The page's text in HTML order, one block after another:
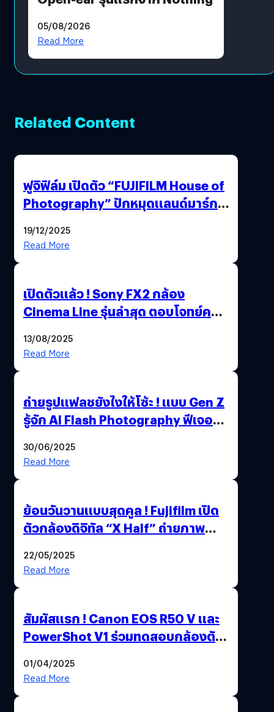
05/08/2026
Read More
Related Content
ฟูจิฟิล์ม เปิดตัว “FUJIFILM House of
Photography” ปักหมุดแลนด์มาร์ก
19/12/2025
Read More
เปิดตัวแล้ว ! Sony FX2 กล้อง
Cinema Line รุ่นล่าสุด ตอบโจทย์ครี
13/08/2025
Read More
ถ่ายรูปแฟลชยังไงให้โซ้ะ ! แบบ Gen Z
รู้จัก AI Flash Photography ฟีเจอร์
30/06/2025
Read More
ย้อนวันวานแบบสุดคูล ! Fujifilm เปิด
ตัวกล้องดิจิทัล “X Half” ถ่ายภาพ
22/05/2025
Read More
สัมผัสแรก ! Canon EOS R50 V และ
PowerShot V1 ร่วมทดสอบกล้องตัว
01/04/2025
Read More